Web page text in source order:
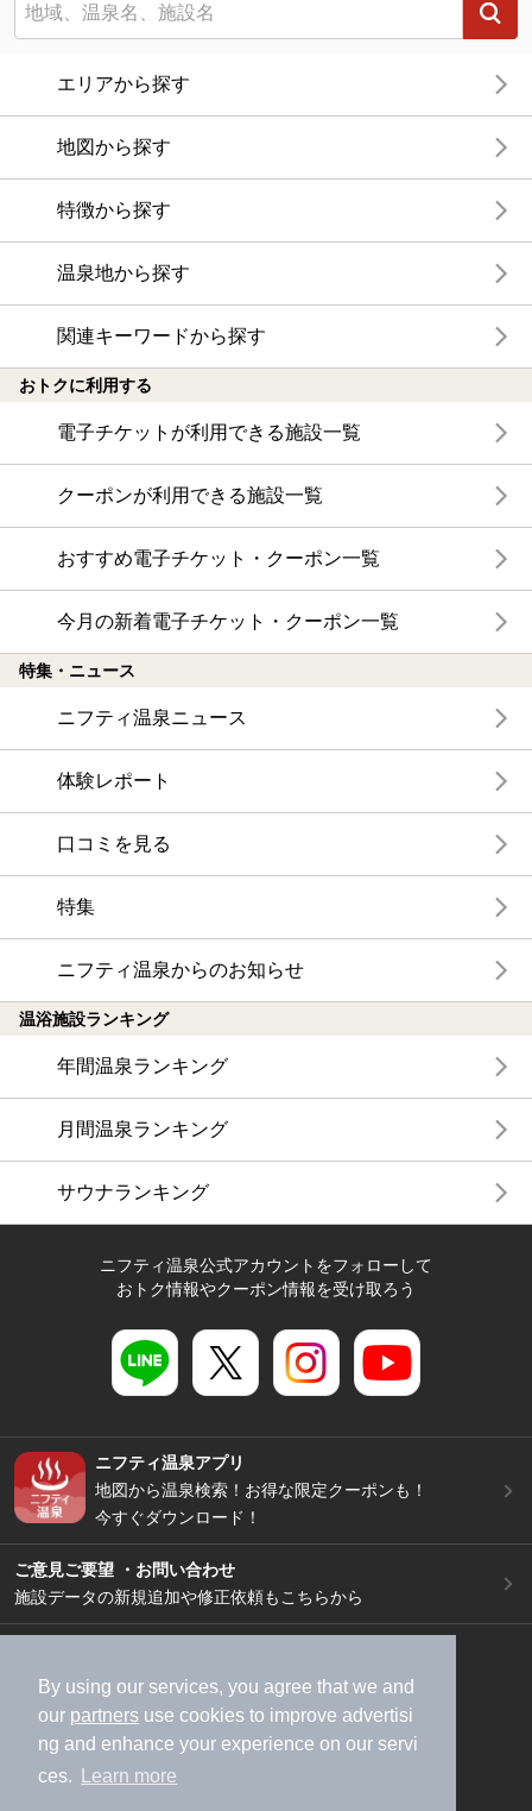
By using our services, you agree that we and
our partners use cookies to improve advertisi
ng and enhance your experience on our servi
ces.
Learn more
エリアから探す
地図から探す
特徴から探す
温泉地から探す
関連キーワードから探す
おトクに利用する
電子チケットが利用できる施設一覧
クーポンが利用できる施設一覧
おすすめ電子チケット・クーポン一覧
今月の新着電子チケット・クーポン一覧
特集・ニュース
ニフティ温泉ニュース
体験レポート
口コミを見る
特集
ニフティ温泉からのお知らせ
温浴施設ランキング
年間温泉ランキング
月間温泉ランキング
サウナランキング
ニフティ温泉公式アカウントをフォローして
おトク情報やクーポン情報を受け取ろう
ニフティ温泉アプリ
地図から温泉検索！お得な限定クーポンも！
今すぐダウンロード！
ご意見ご要望 ・お問い合わせ
施設データの新規追加や修正依頼もこちらから
加盟店募集（資料請求）
広告出稿のご案内
利用規約
ライフスタイルMEMBERS+規約
特定商取引法に基づく表記
ヘルプ
採用情報
運営会社